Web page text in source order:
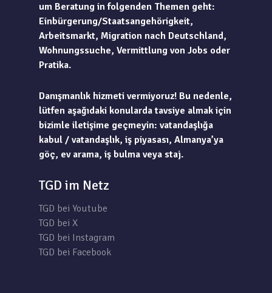
um Beratung in folgenden Themen geht:
Einbürgerung/Staatsangehörigkeit,
Arbeitsmarkt, Migration nach Deutschland,
Wohnungssuche, Vermittlung von Jobs oder
Pratika.
Danışmanlık hizmeti vermiyoruz! Bu nedenle,
lütfen aşağıdaki konularda tavsiye almak için
bizimle iletişime geçmeyin: vatandaşlığa
kabul / vatandaşlık, iş piyasası, Almanya’ya
göç, ev arama, iş bulma veya staj.
TGD im Netz
TGD bei Youtube
TGD bei X
TGD bei Instagram
TGD bei Facebook